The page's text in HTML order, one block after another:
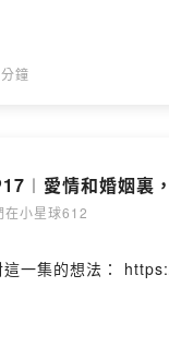
鐘
愛情和婚姻裏
在小星球612
這一集的想法：